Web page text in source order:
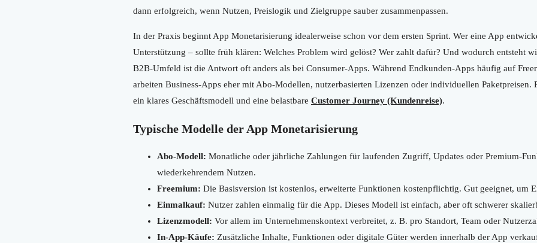
dann erfolgreich, wenn Nutzen, Preislogik und Zielgruppe sauber zusammenpassen.
In der Praxis beginnt App Monetarisierung idealerweise schon vor dem ersten Sprint. Wer eine App
Unterstützung – sollte früh klären: Welches Problem wird gelöst? Wer zahlt dafür? Und wodurch entsteht
B2B-Umfeld ist die Antwort oft anders als bei Consumer-Apps. Während Endkunden-Apps häufig auf
arbeiten Business-Apps eher mit Abo-Modellen, nutzerbasierten Lizenzen oder individuellen Paketpreisen.
ein klares Geschäftsmodell und eine belastbare Customer Journey (Kundenreise).
Typische Modelle der App Monetarisierung
Abo-Modell: Monatliche oder jährliche Zahlungen für laufenden Zugriff, Updates oder Premium-
wiederkehrendem Nutzen.
Freemium: Die Basisversion ist kostenlos, erweiterte Funktionen kostenpflichtig. Gut geeignet, um
Einmalkauf: Nutzer zahlen einmalig für die App. Dieses Modell ist einfach, aber oft schwerer
Lizenzmodell: Vor allem im Unternehmenskontext verbreitet, z. B. pro Standort, Team oder
In-App-Käufe: Zusätzliche Inhalte, Funktionen oder digitale Güter werden innerhalb der App